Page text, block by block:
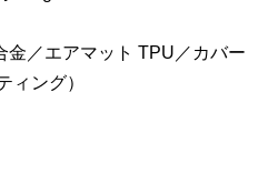
金／エアマット TPU／カバー
ィング）